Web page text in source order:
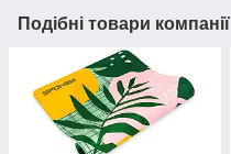
Подібні товари компанії